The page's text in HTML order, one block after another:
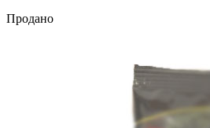
Продано